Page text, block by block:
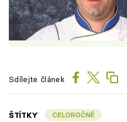
Sdílejte článek
ŠTÍTKY CELOROČNĚ